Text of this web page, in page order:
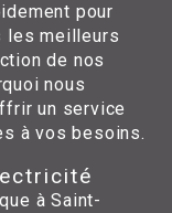
pour
les meilleurs
de nos
nous
un service
à vos besoins.
à Saint-